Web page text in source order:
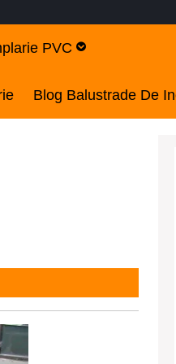
PVC
Blog Balustrade De